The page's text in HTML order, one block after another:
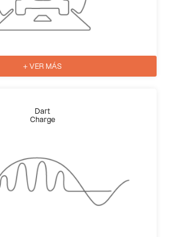
+ VER MÁS
Dart
Charge